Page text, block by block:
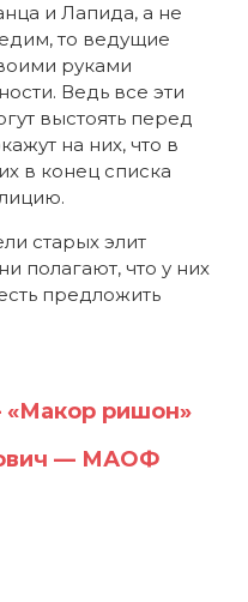
и Лапида, а не
то ведущие
руками
Ведь все эти
выстоять перед
на них, что в
в конец списка
старых элит
полагают, что у них
предложить
«Макор ришон»
— МАОФ